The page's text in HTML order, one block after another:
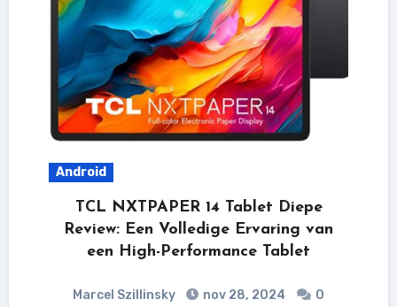
Android
TCL NXTPAPER 14 Tablet Diepe
Review: Een Volledige Ervaring van
een High-Performance Tablet
Marcel Szillinsky nov 28, 2024
0